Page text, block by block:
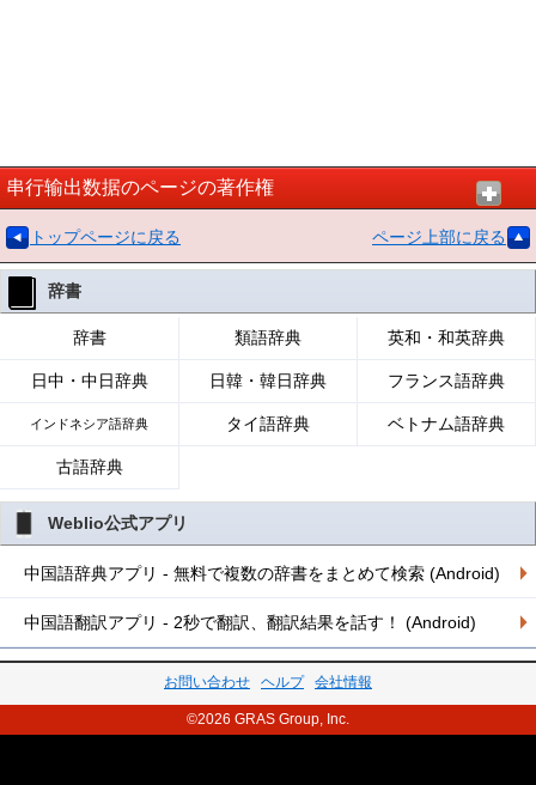
串行输出数据のページの著作権
トップページに戻る ページ上部に戻る
辞書
辞書 類語辞典 英和・和英辞典
日中・中日辞典 日韓・韓日辞典 フランス語辞典
インドネシア語辞典 タイ語辞典 ベトナム語辞典
古語辞典
Weblio公式アプリ
中国語辞典アプリ - 無料で複数の辞書をまとめて検索 (Android)
中国語翻訳アプリ - 2秒で翻訳、翻訳結果を話す！ (Android)
お問い合わせ ヘルプ 会社情報
©2026 GRAS Group, Inc.